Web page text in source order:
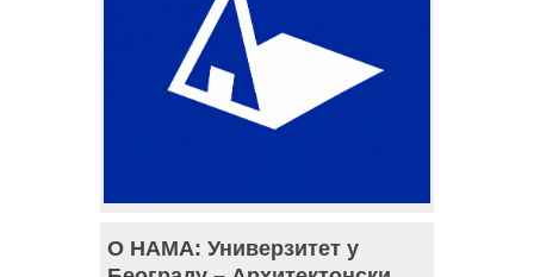
О НАМА: Универзитет у